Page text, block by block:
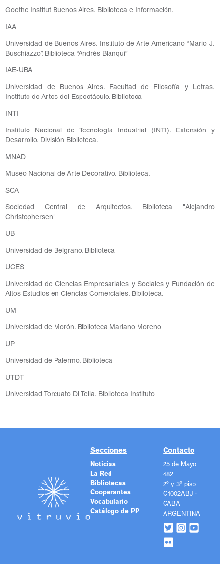
Goethe Institut Buenos Aires. Biblioteca e Información.
IAA
Universidad de Buenos Aires. Instituto de Arte Americano “Mario J.
Buschiazzo”. Biblioteca “Andrés Blanqui”
IAE-UBA
Universidad de Buenos Aires. Facultad de Filosofía y Letras.
Instituto de Artes del Espectáculo. Biblioteca
INTI
Instituto Nacional de Tecnología Industrial (INTI). Extensión y
Desarrollo. División Biblioteca.
MNAD
Museo Nacional de Arte Decorativo. Biblioteca.
SCA
Sociedad Central de Arquitectos. Biblioteca "Alejandro
Christophersen"
UB
Universidad de Belgrano. Biblioteca
UCES
Universidad de Ciencias Empresariales y Sociales y Fundación de
Altos Estudios en Ciencias Comerciales. Biblioteca.
UM
Universidad de Morón. Biblioteca Mariano Moreno
UP
Universidad de Palermo. Biblioteca
UTDT
Universidad Torcuato Di Tella. Biblioteca Instituto
Secciones
Noticias
La Red
Bibliotecas
Cooperantes
Vocabulario
Catálogo de PP
Contacto
25 de Mayo
482
2º y 3º piso
C1002ABJ -
CABA
ARGENTINA